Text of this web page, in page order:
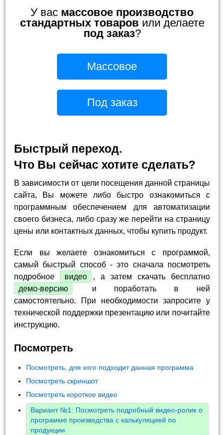
У вас массовое производство
стандартных товаров или делаете
под заказ?
Массовое
Под заказ
Быстрый переход.
Что Вы сейчас хотите сделать?
В зависимости от цели посещения данной страницы
сайта, Вы можете либо быстро ознакомиться с
программным обеспечением для автоматизации
своего бизнеса, либо сразу же перейти на страницу
цены или контактных данных, чтобы купить продукт.
Если вы желаете ознакомиться с программой,
самый быстрый способ - это сначала посмотреть
подробное
видео
, а затем скачать бесплатно
демо-версию
и поработать в ней
самостоятельно. При необходимости запросите у
технической поддержки презентацию или почитайте
инструкцию.
Посмотреть
Посмотреть, для кого подходит данная программа
Посмотреть скриншот
Посмотреть короткое видео
Вариант №1: Посмотреть подробный видео-ролик о
программе производства с калькуляцией по
продукции